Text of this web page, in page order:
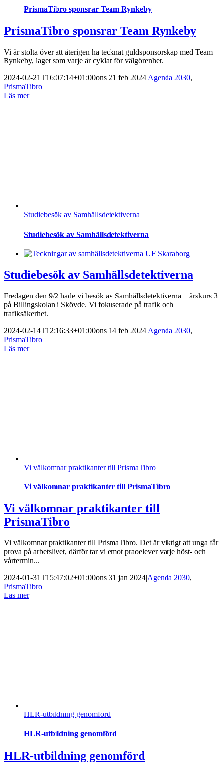
PrismaTibro sponsrar Team Rynkeby
PrismaTibro sponsrar Team Rynkeby
Vi är stolta över att återigen ha tecknat guldsponsorskap med Team
Rynkeby, laget som varje år cyklar för välgörenhet.
2024-02-21T16:07:14+01:00ons 21 feb 2024|Agenda 2030,
PrismaTibro|
Läs mer
Studiebesök av Samhällsdetektiverna
Studiebesök av Samhällsdetektiverna
Studiebesök av Samhällsdetektiverna
Fredagen den 9/2 hade vi besök av Samhällsdetektiverna – årskurs 3
på Billingskolan i Skövde. Vi fokuserade på trafik och
trafiksäkerhet.
2024-02-14T12:16:33+01:00ons 14 feb 2024|Agenda 2030,
PrismaTibro|
Läs mer
Vi välkomnar praktikanter till PrismaTibro
Vi välkomnar praktikanter till PrismaTibro
Vi välkomnar praktikanter till
PrismaTibro
Vi välkomnar praktikanter till PrismaTibro. Det är viktigt att unga får
prova på arbetslivet, därför tar vi emot praoelever varje höst- och
vårtermin...
2024-01-31T15:47:02+01:00ons 31 jan 2024|Agenda 2030,
PrismaTibro|
Läs mer
HLR-utbildning genomförd
HLR-utbildning genomförd
HLR-utbildning genomförd